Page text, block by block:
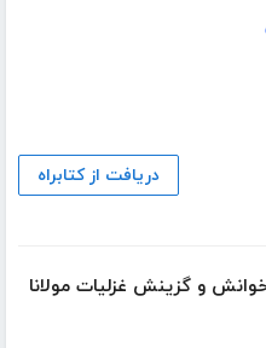
دریافت از کتابراه
و گزینش غزلیات مولانا